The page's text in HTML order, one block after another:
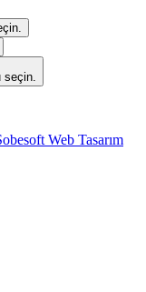
seçin.
Web Tasarım